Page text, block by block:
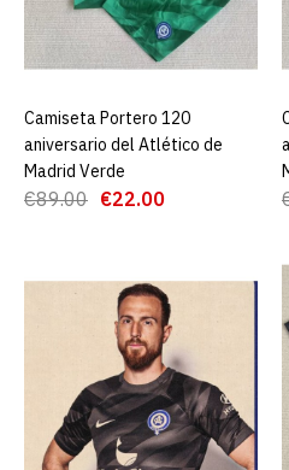
AGREGAR AL CARRO
Camiseta Portero 120
aniversario del Atlético de
Madrid Verde
€89.00 €22.00